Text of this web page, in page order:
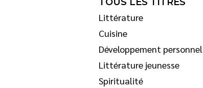
Littérature
Cuisine
Développement personnel
Littérature jeunesse
Spiritualité